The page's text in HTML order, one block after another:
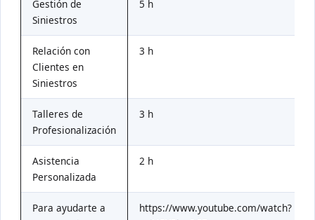
Gestión de
Siniestros
5 h
Relación con
Clientes en
Siniestros
3 h
Talleres de
Profesionalización
3 h
Asistencia
Personalizada
2 h
Para ayudarte a
https://www.youtube.com/watch?